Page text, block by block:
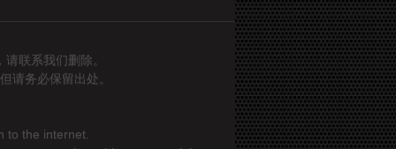
联系我们删除。
请务必保留出处。
to the internet.